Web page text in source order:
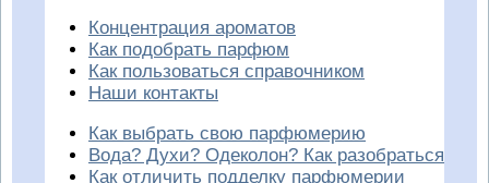
Концентрация ароматов
Как подобрать парфюм
Как пользоваться справочником
Наши контакты
Как выбрать свою парфюмерию
Вода? Духи? Одеколон? Как разобраться
Как отличить подделку парфюмерии